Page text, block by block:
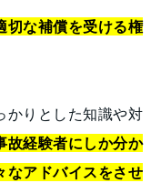
切な補償を受ける権
かりとした知識や対
故経験者にしか分か
なアドバイスをさせ